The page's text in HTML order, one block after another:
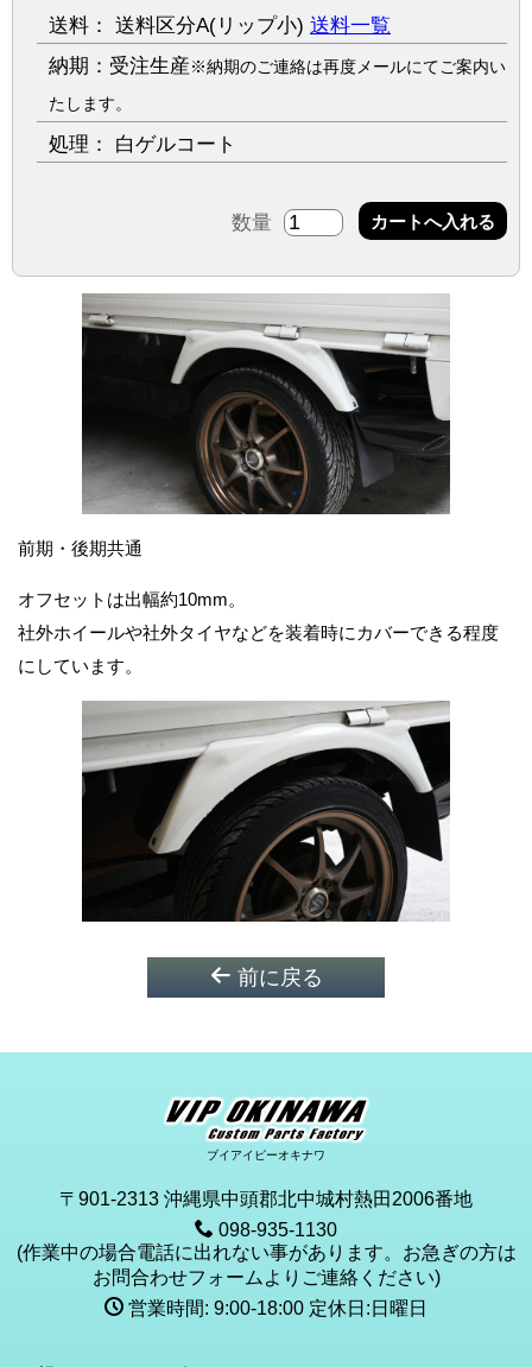
送料： 送料区分A(リップ小) 送料一覧
納期：受注生産※納期のご連絡は再度メールにてご案内い
たします。
処理： 白ゲルコート
数量
前期・後期共通
オフセットは出幅約10mm。
社外ホイールや社外タイヤなどを装着時にカバーできる程度
にしています。
前に戻る
ブイアイピーオキナワ
〒901-2313 沖縄県中頭郡北中城村熱田2006番地
098-935-1130
(作業中の場合電話に出れない事があります。お急ぎの方は
お問合わせフォームよりご連絡ください)
営業時間: 9:00-18:00 定休日:日曜日